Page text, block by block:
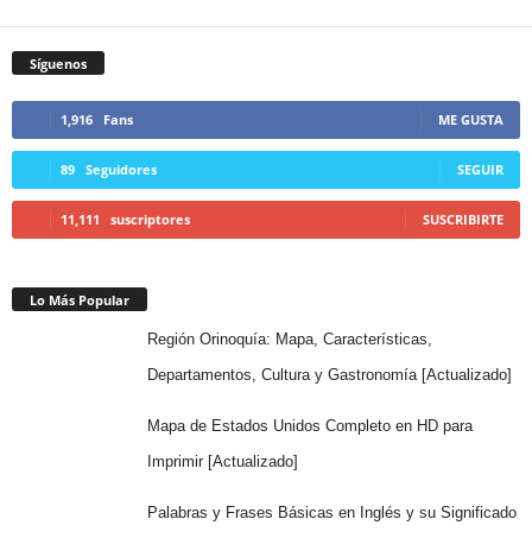
Síguenos
1,916 Fans ME GUSTA
89 Seguidores SEGUIR
11,111 suscriptores SUSCRIBIRTE
Lo Más Popular
Región Orinoquía: Mapa, Características,
Departamentos, Cultura y Gastronomía [Actualizado]
Mapa de Estados Unidos Completo en HD para
Imprimir [Actualizado]
Palabras y Frases Básicas en Inglés y su Significado